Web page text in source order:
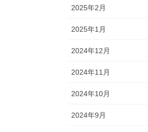
2025年2月
2025年1月
2024年12月
2024年11月
2024年10月
2024年9月